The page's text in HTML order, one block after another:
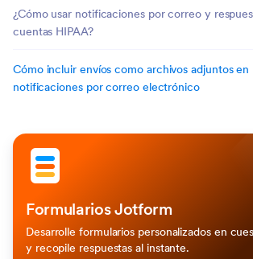
¿Cómo usar notificaciones por correo y
cuentas HIPAA?
Cómo incluir envíos como archivos adjuntos en
notificaciones por correo electrónico
Formularios Jotform
Desarrolle formularios personalizados en
y recopile respuestas al instante.